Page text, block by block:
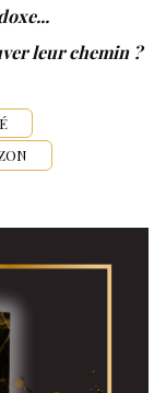
leur chemin ?